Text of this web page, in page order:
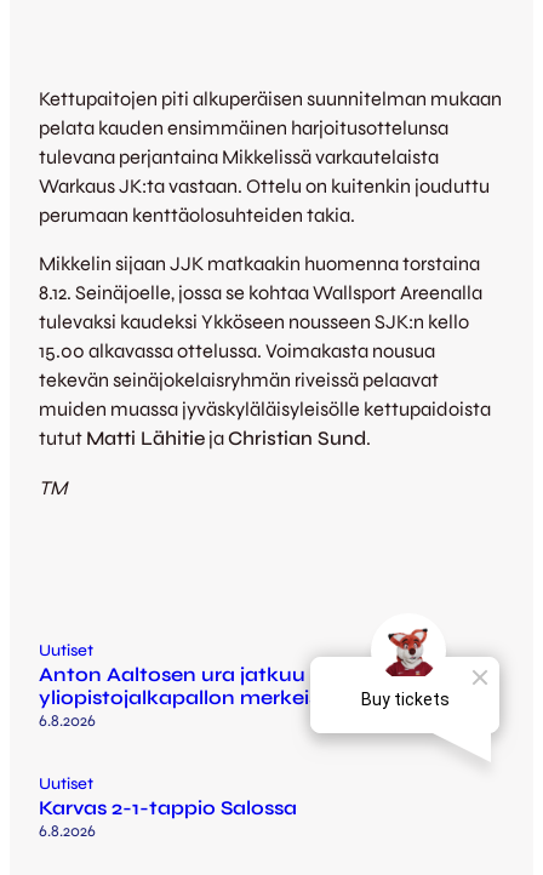
Kettupaitojen piti alkuperäisen suunnitelman mukaan
pelata kauden ensimmäinen harjoitusottelunsa
tulevana perjantaina Mikkelissä varkautelaista
Warkaus JK:ta vastaan. Ottelu on kuitenkin jouduttu
perumaan kenttäolosuhteiden takia.
Mikkelin sijaan JJK matkaakin huomenna torstaina
8.12. Seinäjoelle, jossa se kohtaa Wallsport Areenalla
tulevaksi kaudeksi Ykköseen nousseen SJK:n kello
15.00 alkavassa ottelussa. Voimakasta nousua
tekevän seinäjokelaisryhmän riveissä pelaavat
muiden muassa jyväskyläläisyleisölle kettupaidoista
tutut Matti Lähitie jaChristian Sund.
TM
Uutiset
Anton Aaltosen ura jatkuu Arizonassa
yliopistojalkapallon merkeissä
6.8.2026
Uutiset
Karvas 2-1-tappio Salossa
6.8.2026